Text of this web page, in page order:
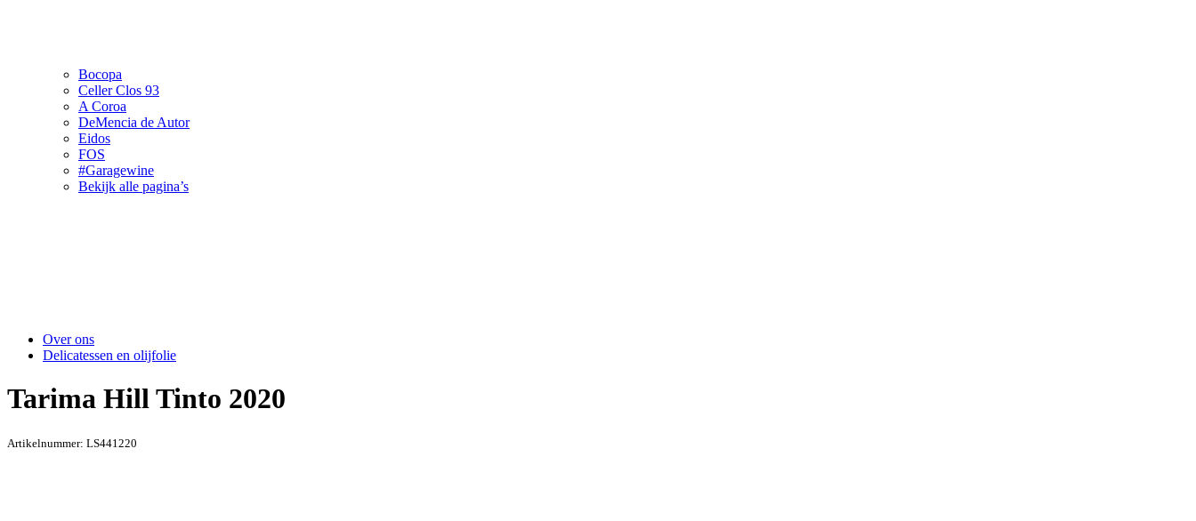
Bocopa
Celler Clos 93
A Coroa
DeMencia de Autor
Eidos
FOS
#Garagewine
Bekijk alle pagina’s
Over ons
Delicatessen en olijfolie
Tarima Hill Tinto 2020
Artikelnummer: LS441220